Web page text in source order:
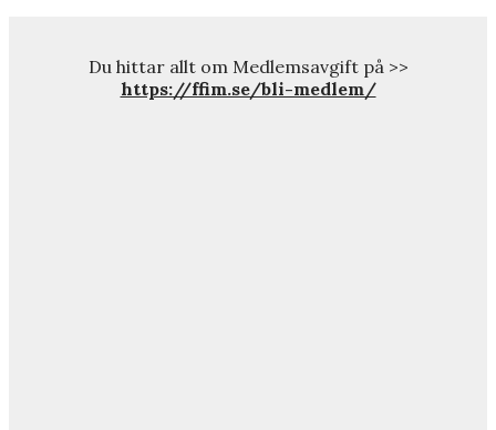
Du hittar allt om Medlemsavgift på >>
https://ffim.se/bli-medlem/